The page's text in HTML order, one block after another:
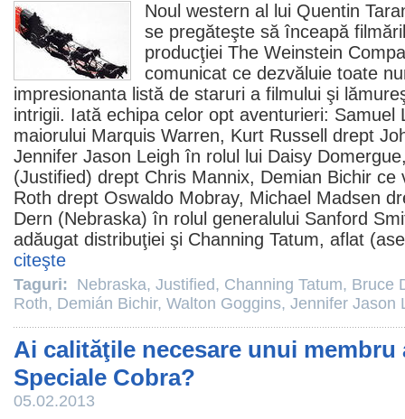
Noul western al lui Quentin
se pregăteşte să înceapă
producţiei The Weinstein
comunicat ce dezvăluie toate
impresionanta listă de staruri a filmului şi
intrigii. Iată echipa celor opt aventurieri: Samuel
maiorului Marquis Warren, Kurt Russell
drept
Jennifer Jason Leigh în rolul lui Daisy
(Justified) drept Chris Mannix, Demian Bichir ce
Roth drept Oswaldo Mobray, Michael Madsen
Dern (Nebraska) în rolul generalului Sanford
adăugat distribuţiei şi Channing Tatum, aflat
citeşte
Taguri: Nebraska, Justified, Channing Tatum, Bruce
Roth, Demián Bichir, Walton Goggins, Jennifer Jason
Ai calităţile necesare unui membru
Speciale Cobra?
05.02.2013